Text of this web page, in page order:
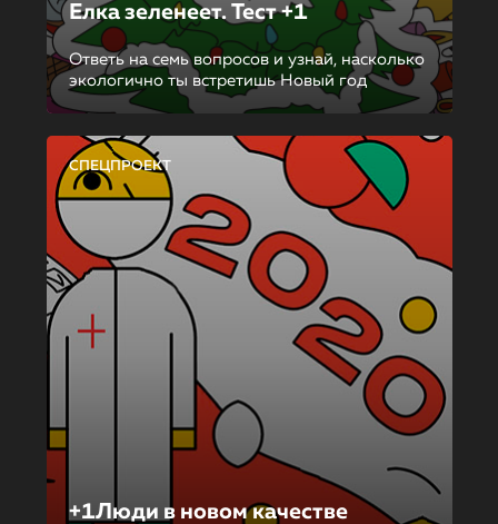
Елка зеленеет. Тест +1
Ответь на семь вопросов и узнай, насколько
экологично ты встретишь Новый год
СПЕЦПРОЕКТ
+1Люди в новом качестве